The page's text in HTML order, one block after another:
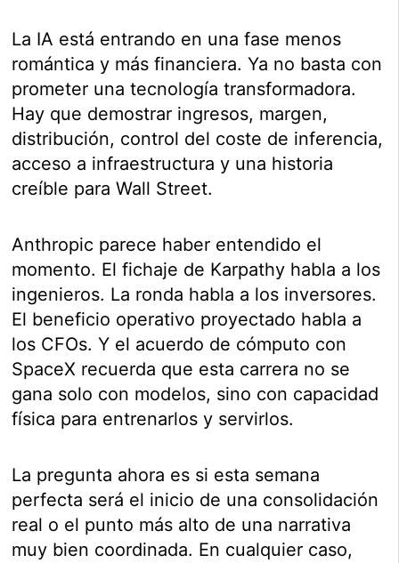
La IA está entrando en una fase menos
romántica y más financiera. Ya no basta con
prometer una tecnología transformadora.
Hay que demostrar ingresos, margen,
distribución, control del coste de inferencia,
acceso a infraestructura y una historia
creíble para Wall Street.
Anthropic parece haber entendido el
momento. El fichaje de Karpathy habla a los
ingenieros. La ronda habla a los inversores.
El beneficio operativo proyectado habla a
los CFOs. Y el acuerdo de cómputo con
SpaceX recuerda que esta carrera no se
gana solo con modelos, sino con capacidad
física para entrenarlos y servirlos.
La pregunta ahora es si esta semana
perfecta será el inicio de una consolidación
real o el punto más alto de una narrativa
muy bien coordinada. En cualquier caso,